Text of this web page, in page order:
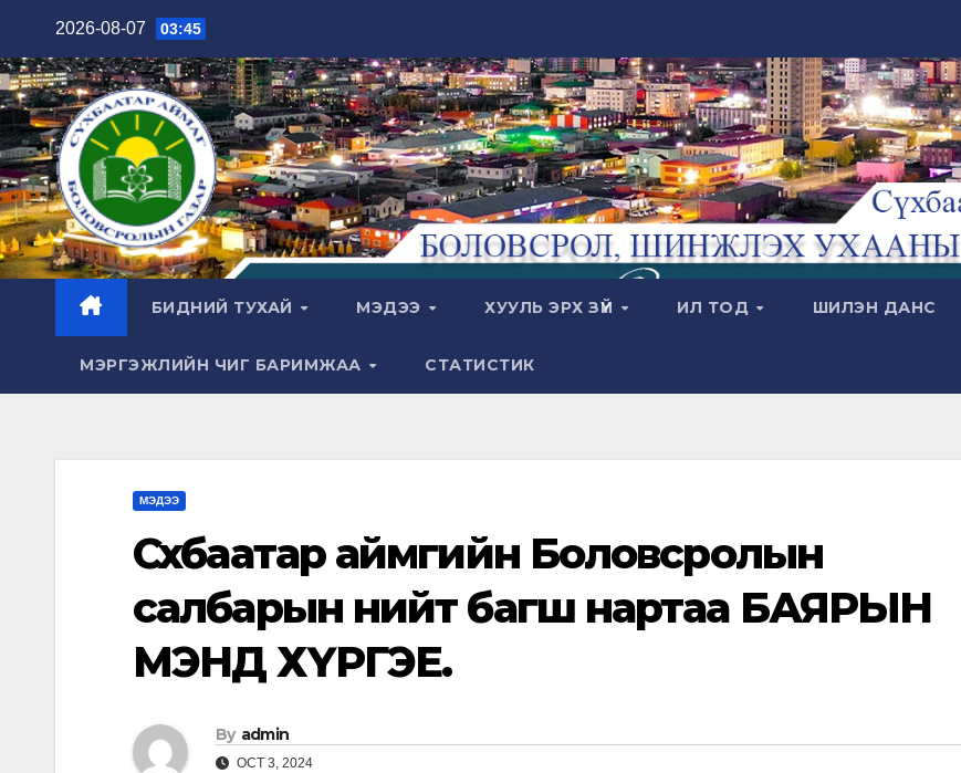
content
2026-08-07 03:45
БИДНИЙ ТУХАЙ МЭДЭЭ ХУУЛЬ ЭРХ ЗҮЙ ИЛ ТОД ШИЛЭН ДАНС
МЭРГЭЖЛИЙН ЧИГ БАРИМЖАА СТАТИСТИК
МЭДЭЭ
Сүхбаатар аймгийн Боловсролын
салбарын нийт багш нартаа БАЯРЫН
МЭНД ХҮРГЭЕ.
By admin
OCT 3, 2024